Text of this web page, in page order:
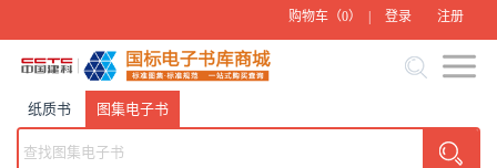
购物车（0） | 登录 注册
纸质书 图集电子书